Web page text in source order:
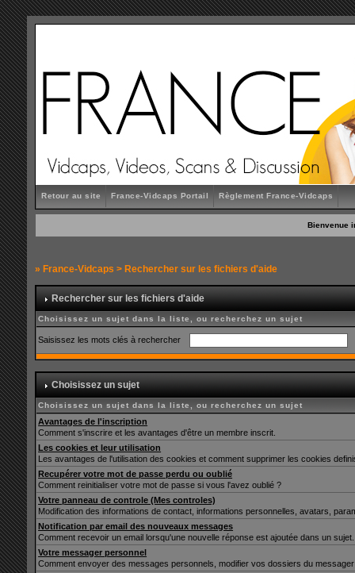
Retour au site France-Vidcaps Portail Règlement France-Vidcaps
Bienvenue
» France-Vidcaps > Rechercher sur les fichiers d'aide
Rechercher sur les fichiers d'aide
Choisissez un sujet dans la liste, ou recherchez un sujet
Saisissez les mots clés à rechercher
Choisissez un sujet
Choisissez un sujet dans la liste, ou recherchez un sujet
Avantages de l'inscription
Comment s'inscrire et les avantages d'être un membre inscrit.
Les cookies et leur utilisation
Les avantages de l'utilisation des cookies et comment supprimer les cookies
Recupérer votre mot de passe perdu ou oublié
Comment reinitialiser votre mot de passe si vous l'avez oublié ?
Votre panneau de controle (Mes controles)
Modification des informations de contact, informations personnelles, avatars,
Notification par email des nouveaux messages
Comment recevoir un email lorsqu'une nouvelle réponse est ajoutée dans un sujet.
Votre messager personnel
Comment envoyer des messages personnels, modifier vos dossiers du